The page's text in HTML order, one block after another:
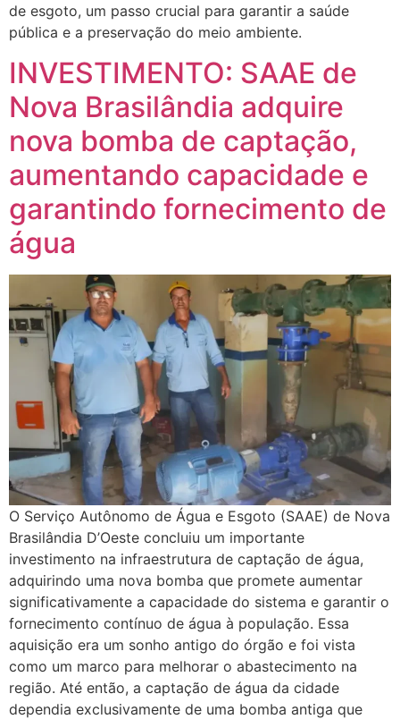
de esgoto, um passo crucial para garantir a saúde
pública e a preservação do meio ambiente.
INVESTIMENTO: SAAE de
Nova Brasilândia adquire
nova bomba de captação,
aumentando capacidade e
garantindo fornecimento de
água
O Serviço Autônomo de Água e Esgoto (SAAE) de Nova
Brasilândia D’Oeste concluiu um importante
investimento na infraestrutura de captação de água,
adquirindo uma nova bomba que promete aumentar
significativamente a capacidade do sistema e garantir o
fornecimento contínuo de água à população. Essa
aquisição era um sonho antigo do órgão e foi vista
como um marco para melhorar o abastecimento na
região. Até então, a captação de água da cidade
dependia exclusivamente de uma bomba antiga que